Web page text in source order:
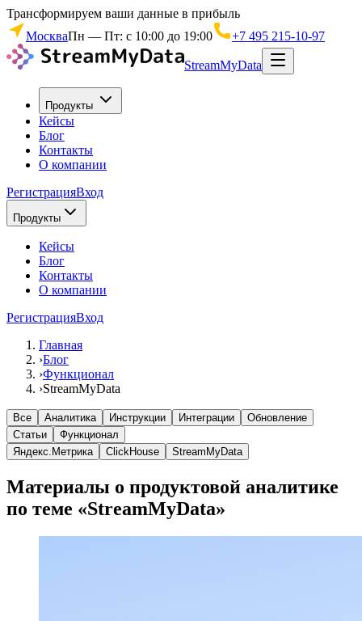
Трансформируем ваши данные в прибыль
МоскваПн — Пт: с 10:00 до 19:00 +7 495 215-10-97
StreamMyData
Продукты
Кейсы
Блог
Контакты
О компании
РегистрацияВход
Продукты
Кейсы
Блог
Контакты
О компании
РегистрацияВход
Главная
›Блог
›Функционал
›StreamMyData
Все Аналитика Инструкции Интеграции
Обновление
Статьи
Функционал
Яндекс.Метрика
ClickHouse StreamMyData
Материалы о продуктовой аналитике
по теме «StreamMyData»